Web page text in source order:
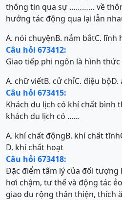
thông tin qua sự ………… về
hưởng tác động qua lại lẫn
A. nói chuyệnB. nắm bắtC. lĩnh
Câu hỏi 673412:
Giao tiếp phi ngôn là hình
A. chữ viếtB. cử chỉC. điệu bộD.
Câu hỏi 673415:
Khách du lịch có khí chất bình
khách du lịch có ......
A. khí chất độngB. khí chất tĩnh
D. khí chất hoạt
Câu hỏi 673418:
Đặc điểm tâm lý của đối tượng
hơi chậm, tư thế và động tác
giao du rộng thân thiện, thích